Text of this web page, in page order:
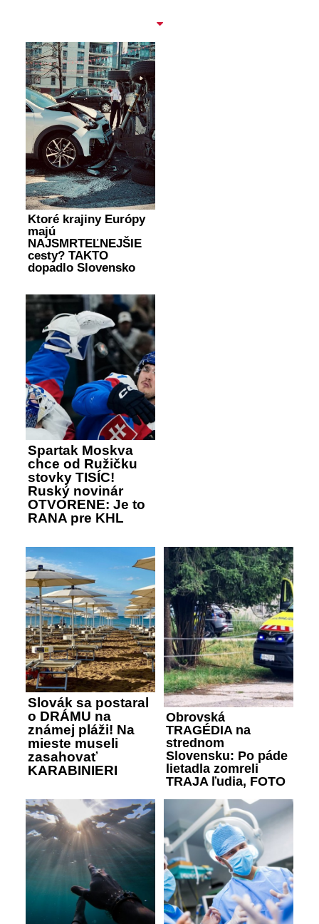
Ktoré krajiny Európy
majú
NAJSMRTEĽNEJŠIE
cesty? TAKTO
dopadlo Slovensko
Spartak Moskva
chce od Ružičku
stovky TISÍC!
Ruský novinár
OTVORENE: Je to
RANA pre KHL
Slovák sa postaral
o DRÁMU na
známej pláži! Na
mieste museli
zasahovať
KARABINIERI
Obrovská
TRAGÉDIA na
strednom
Slovensku: Po páde
lietadla zomreli
TRAJA ľudia, FOTO